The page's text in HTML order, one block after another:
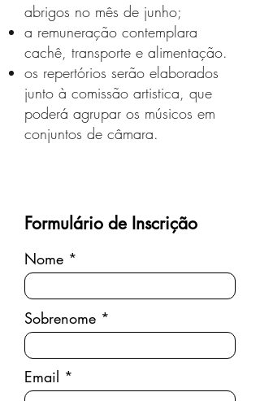
abrigos no mês de junho;
a remuneração contemplara
cachê, transporte e alimentação.
os repertórios serão elaborados
junto à comissão artistica, que
poderá agrupar os músicos em
conjuntos de câmara.
Formulário de Inscrição
Nome
Sobrenome
Email